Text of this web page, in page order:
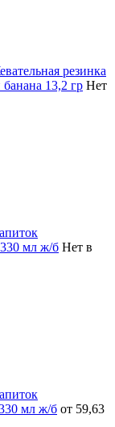
резинка
13,2 гр Нет
мл ж/б Нет в
мл ж/б от 59,63